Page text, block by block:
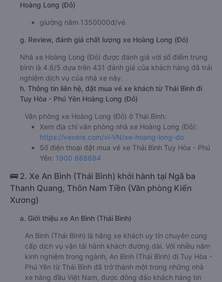
Hoàng Long (Đỏ)
giường nằm 1350000đ/vé
g. Review, đánh giá chất lượng xe Hoàng Long (Đỏ)
Nhà xe Hoàng Long (Đỏ) được đánh giá với số điểm trung
bình là 4.6/5 dựa trên 431 đánh giá của khách hàng đã trải
nghiệm dịch vụ của nhà xe này.
h. Thông tin liên hệ, đặt mua vé xe khách từ Thái Bình đi
Tuy Hòa - Phú Yên Hoàng Long (Đỏ)
Văn phòng xe Hoàng Long (Đỏ) ở Thái Bình:
Xem địa chỉ văn phòng nhà xe Hoàng Long (Đỏ):
https://vexere.com/vi-VN/xe-hoang-long-do
Số điện thoại đặt mua vé xe Thái Bình Tuy Hòa - Phú
Yên: 1900 888684
🚌 2. Xe An Bình (Thái Bình) khởi hành tại Ngã ba
Thanh Quang, Thôn Nam Tiền (Văn phòng Kiến
Xương)
a. Giới thiệu xe An Bình (Thái Bình)
An Bình (Thái Bình) là hãng xe khách uy tín chuyên cung
cấp dịch vụ vận tải hành khách đường dài. Với nhiều năm
kinh nghiệm trong ngành, An Bình (Thái Bình) đi Tuy Hòa -
Phú Yên từ Thái Bình đã trở thành một trong những nhà
xe hàng đầu Việt Nam, được đông đảo khách hàng tin